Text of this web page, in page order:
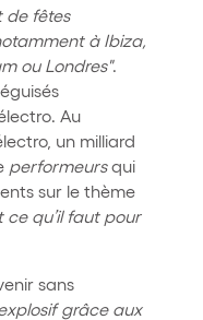
de fêtes
à Ibiza,
ou Londres".
Au
un milliard
performeursqui
sur le thème
ce qu’il faut pour
sans
grâce aux